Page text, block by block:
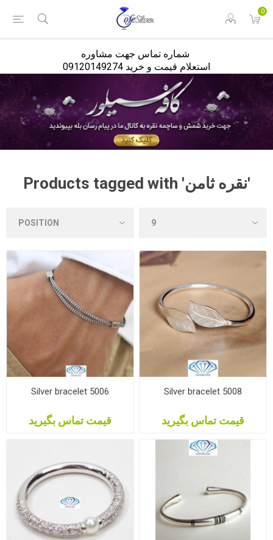
0
استعلام قیمت و خرید 09120149274
Products tagged with 'نقره ثامن'
Silver bracelet 5006
قیمت تماس بگیرید
Silver bracelet 5008
قیمت تماس بگیرید